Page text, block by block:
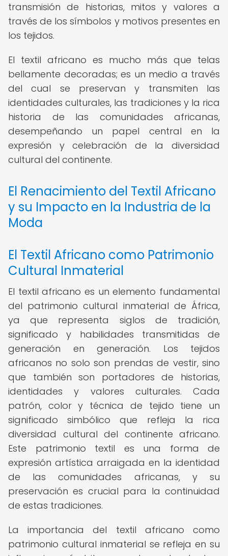
transmisión de historias, mitos y valores a
través de los símbolos y motivos presentes en
los tejidos.
El textil africano es mucho más que telas
bellamente decoradas; es un medio a través
del cual se preservan y transmiten las
identidades culturales, las tradiciones y la rica
historia de las comunidades africanas,
desempeñando un papel central en la
expresión y celebración de la diversidad
cultural del continente.
El Renacimiento del Textil Africano
y su Impacto en la Industria de la
Moda
El Textil Africano como Patrimonio
Cultural Inmaterial
El textil africano es un elemento fundamental
del patrimonio cultural inmaterial de África,
ya que representa siglos de tradición,
significado y habilidades transmitidas de
generación en generación. Los tejidos
africanos no solo son prendas de vestir, sino
que también son portadores de historias,
identidades y valores culturales. Cada
patrón, color y técnica de tejido tiene un
significado simbólico que refleja la rica
diversidad cultural del continente africano.
Este patrimonio textil es una forma de
expresión artística arraigada en la identidad
de las comunidades africanas, y su
preservación es crucial para la continuidad
de estas tradiciones.
La importancia del textil africano como
patrimonio cultural inmaterial se refleja en su